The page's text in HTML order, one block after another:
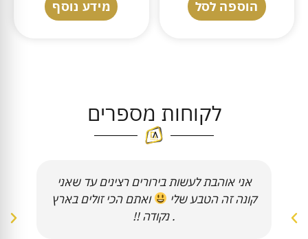
הוספה לסל מידע נוסף
לקוחות מספרים
אני אוהבת לעשות בירורים רצינים עד שאני
קונה זה הטבע שלי
ואתם הכי זולים בארץ
. נקודה !!